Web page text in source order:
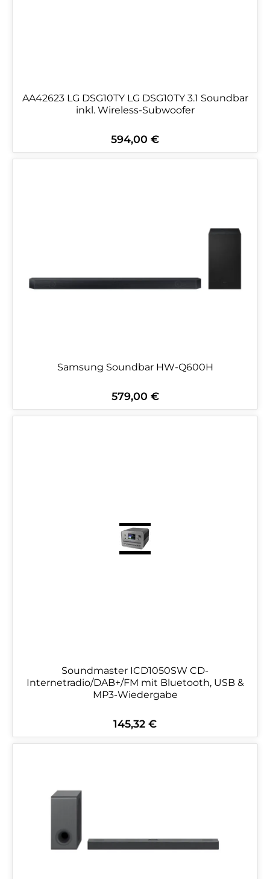
AA42623 LG DSG10TY LG DSG10TY 3.1 Soundbar
inkl. Wireless-Subwoofer
Regulärer Preis:
594,00 €
Samsung Soundbar HW-Q600H
Regulärer Preis:
579,00 €
Soundmaster ICD1050SW CD-
Internetradio/DAB+/FM mit Bluetooth, USB &
MP3-Wiedergabe
Regulärer Preis:
145,32 €